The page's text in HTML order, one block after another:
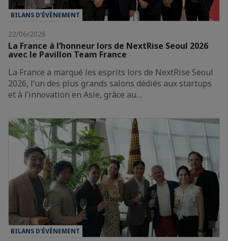
BILANS D’ÉVÈNEMENT
22/06/2026
La France à l’honneur lors de NextRise Seoul 2026
avec le Pavillon Team France
La France a marqué les esprits lors de NextRise Seoul
2026, l’un des plus grands salons dédiés aux startups
et à l’innovation en Asie, grâce au…
BILANS D’ÉVÈNEMENT